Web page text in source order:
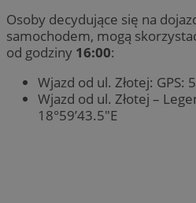
Osoby decydujące się na
samochodem, mogą
od godziny 16:00:
Wjazd od ul. Złotej: GPS:
Wjazd od ul. Złotej –
18°59’43.5″E